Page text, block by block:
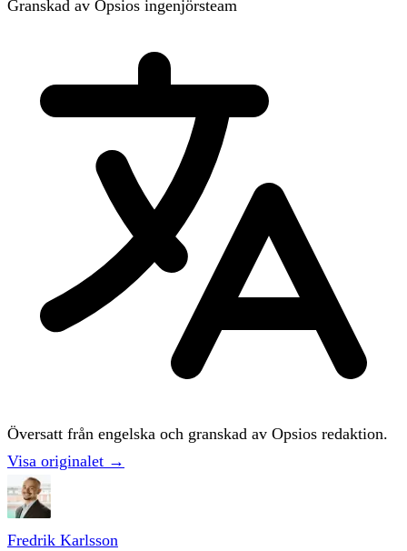
Granskad av Opsios ingenjörsteam
Översatt från engelska och granskad av Opsios redaktion.
Visa originalet →
Fredrik Karlsson